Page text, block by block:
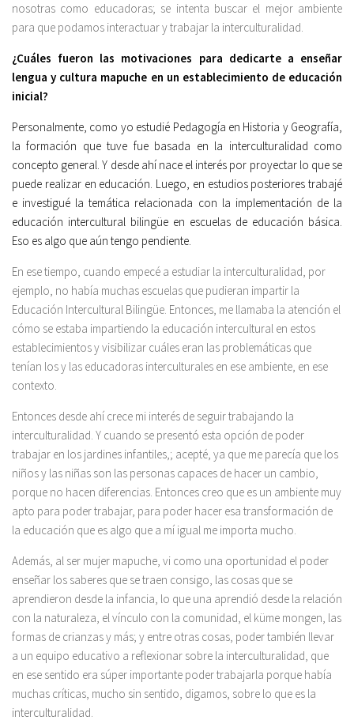
nosotras como educadoras; se intenta buscar el mejor ambiente
para que podamos interactuar y trabajar la interculturalidad.
¿Cuáles fueron las motivaciones para dedicarte a enseñar
lengua y cultura mapuche en un establecimiento de educación
inicial?
Personalmente, como yo estudié Pedagogía en Historia y Geografía,
la formación que tuve fue basada en la interculturalidad como
concepto general. Y desde ahí nace el interés por proyectar lo que se
puede realizar en educación. Luego, en estudios posteriores trabajé
e investigué la temática relacionada con la implementación de la
educación intercultural bilingüe en escuelas de educación básica.
Eso es algo que aún tengo pendiente.
En ese tiempo, cuando empecé a estudiar la interculturalidad, por
ejemplo, no había muchas escuelas que pudieran impartir la
Educación Intercultural Bilingüe. Entonces, me llamaba la atención el
cómo se estaba impartiendo la educación intercultural en estos
establecimientos y visibilizar cuáles eran las problemáticas que
tenían los y las educadoras interculturales en ese ambiente, en ese
contexto.
Entonces desde ahí crece mi interés de seguir trabajando la
interculturalidad. Y cuando se presentó esta opción de poder
trabajar en los jardines infantiles,; acepté, ya que me parecía que los
niños y las niñas son las personas capaces de hacer un cambio,
porque no hacen diferencias. Entonces creo que es un ambiente muy
apto para poder trabajar, para poder hacer esa transformación de
la educación que es algo que a mí igual me importa mucho.
Además, al ser mujer mapuche, vi como una oportunidad el poder
enseñar los saberes que se traen consigo, las cosas que se
aprendieron desde la infancia, lo que una aprendió desde la relación
con la naturaleza, el vínculo con la comunidad, el küme mongen, las
formas de crianzas y más; y entre otras cosas, poder también llevar
a un equipo educativo a reflexionar sobre la interculturalidad, que
en ese sentido era súper importante poder trabajarla porque había
muchas críticas, mucho sin sentido, digamos, sobre lo que es la
interculturalidad.